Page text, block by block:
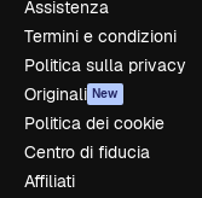
Assistenza
Termini e condizioni
Politica sulla privacy
Originali New
Politica dei cookie
Centro di fiducia
Affiliati